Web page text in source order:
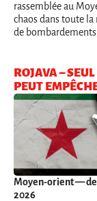
rassemblée au
chaos dans toute la
de
ROJAVA –
PEUT
Moyen-orient— de
2026